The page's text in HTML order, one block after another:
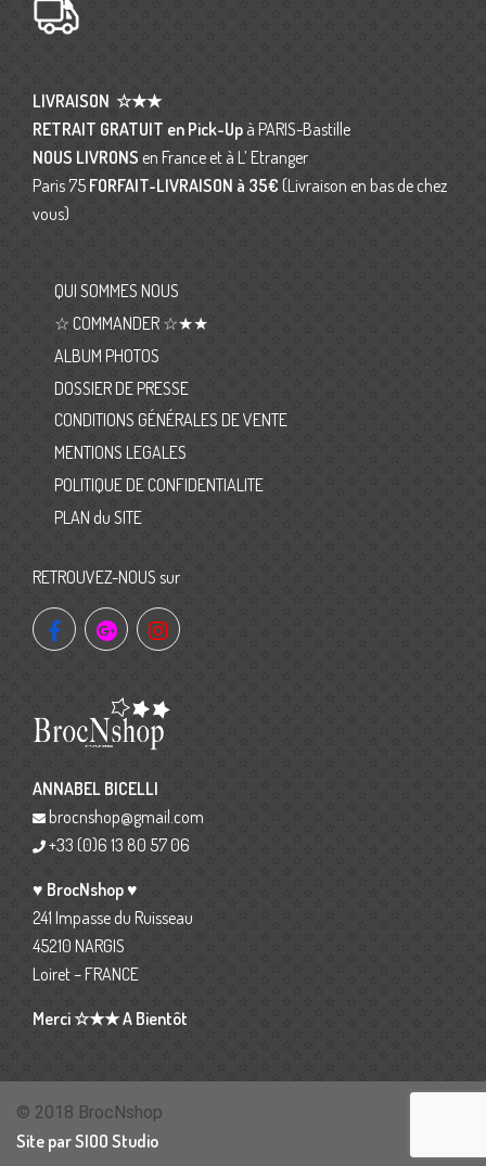
LIVRAISON ☆★★
RETRAIT GRATUIT en Pick-Up à PARIS-Bastille
NOUS LIVRONS en France et à L’ Etranger
Paris 75 FORFAIT-LIVRAISON à 35€ (Livraison en bas de chez
vous)
QUI SOMMES NOUS
☆ COMMANDER ☆★★
ALBUM PHOTOS
DOSSIER DE PRESSE
CONDITIONS GÉNÉRALES DE VENTE
MENTIONS LEGALES
POLITIQUE DE CONFIDENTIALITE
PLAN du SITE
RETROUVEZ-NOUS sur
ANNABEL BICELLI
brocnshop@gmail.com
+33 (0)6 13 80 57 06
♥ BrocNshop ♥
241 Impasse du Ruisseau
45210 NARGIS
Loiret – FRANCE
Merci ☆★★ A Bientôt
© 2018 BrocNshop
Site par SIOO Studio